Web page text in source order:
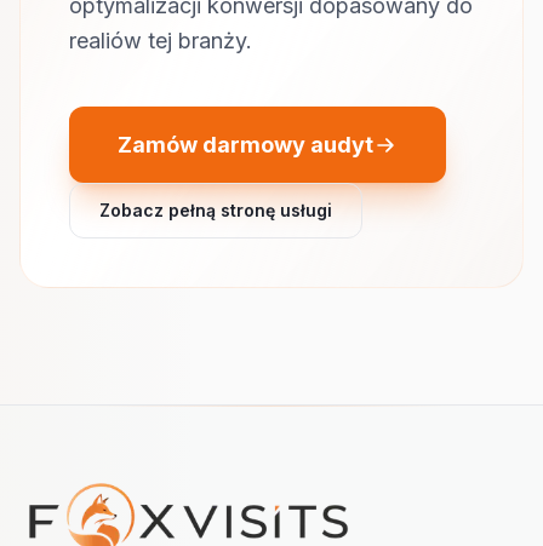
optymalizacji konwersji dopasowany do
realiów tej branży.
Zamów darmowy audyt
Zobacz pełną stronę usługi
Nawigacja w stopce